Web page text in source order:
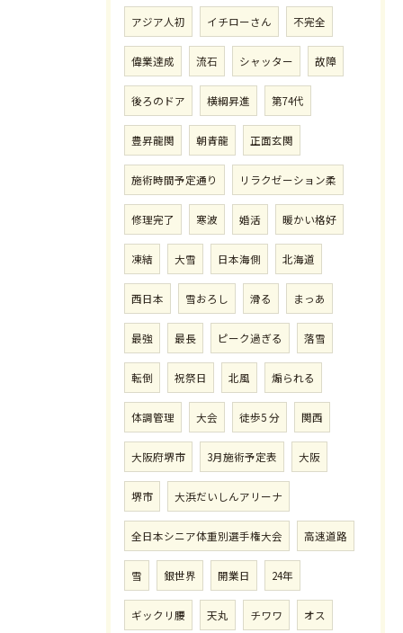
アジア人初 イチローさん 不完全
偉業達成 流石 シャッター 故障
後ろのドア 横綱昇進 第74代
豊昇龍関 朝青龍 正面玄関
施術時間予定通り リラクゼーション柔
修理完了 寒波 婚活 暖かい格好
凍結 大雪 日本海側 北海道
西日本 雪おろし 滑る まっあ
最強 最長 ピーク過ぎる 落雪
転倒 祝祭日 北風 煽られる
体調管理 大会 徒歩5 分 関西
大阪府堺市 3月施術予定表 大阪
堺市 大浜だいしんアリーナ
全日本シニア体重別選手権大会 高速道路
雪 銀世界 開業日 24年
ギックリ腰 天丸 チワワ オス